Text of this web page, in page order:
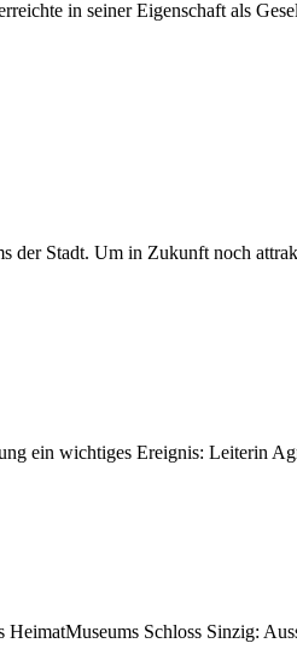
in seiner Eigenschaft als
der Stadt. Um in Zukunft noch
ein wichtiges Ereignis: Leiterin
Schloss Sinzig: